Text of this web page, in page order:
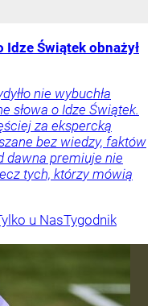
Idze Świątek obnażył
nie wybuchła
słowa o Idze Świątek.
za ekspercką
bez wiedzy, faktów
dawna premiuje nie
tych, którzy mówią
u NasTygodnik